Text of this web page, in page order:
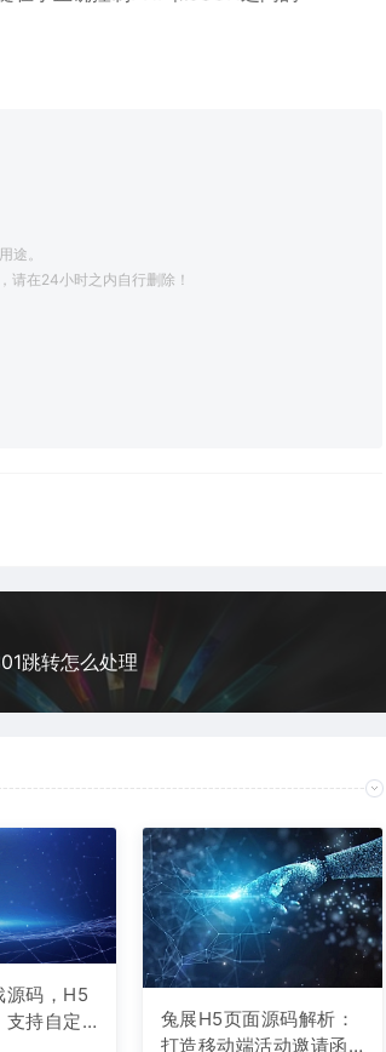
途。
请在24小时之内自行删除！
跳转怎么处理
源码，H5
支持自定
兔展H5页面源码解析：
打造移动端活动邀请函